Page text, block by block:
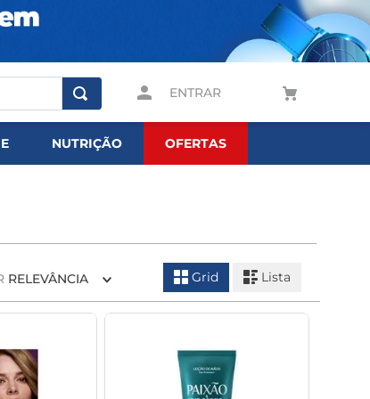
ENTRAR
NUTRIÇÃO OFERTAS
RELEVÂNCIA Grid Lista